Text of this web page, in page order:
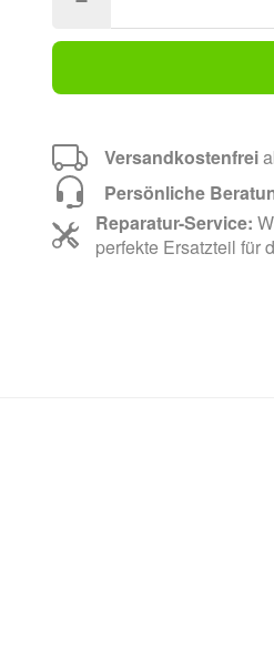
Versandkostenfrei
Persönliche
Reparatur-Service:
perfekte Ersatzteil für